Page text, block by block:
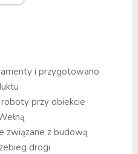
i przygotowano
przy obiekcie
związane z budową
drogi